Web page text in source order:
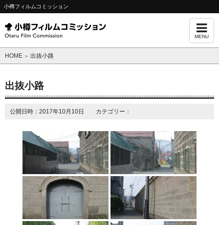
小樽フィルムコミッション
MENU
HOME ＞ 出抜小路
出抜小路
公開日時：2017年10月10日 カテゴリー：